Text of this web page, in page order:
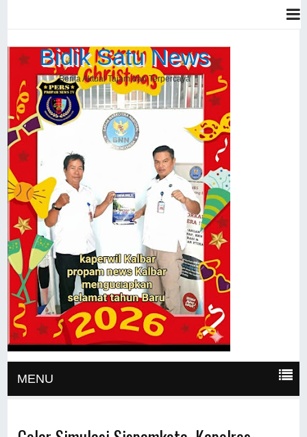
Bidik Satu News
Berita Aktual Tajam dan Terpercaya
MENU